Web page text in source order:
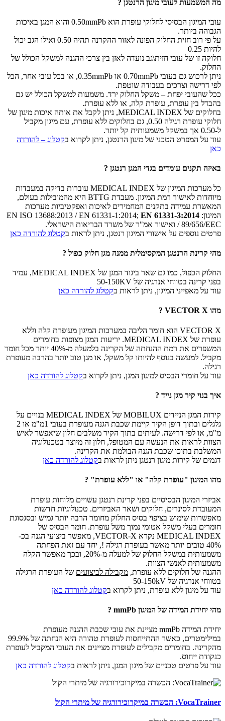
מה המשמעות לעובי מיגון הרנטגן ?
עובי המיגון הבסיסי לחלוקי עופרת הוא 0.50mmPb והוא המגן באיכות
הגבוהה ביותר.
על פי רוב חזית החלוק הפונה לאזור ההקרנה תהיה 0.50 ואילו הגב יכול
להיות 0.25
חלוקה זו של עובי חזית\גב נועדה לאזן בין צרכי ההגנה למשקל הכולל של
החלוק.
ניתן לרכוש גם בעובי 0.70mmPb או 0.35mmPb, או בכל עובי אחר, הכל
לפי דרישה וצרכים בעבודה שוטפת.
ככל שהעובי יפחת – משקל החלוק ירד. משמעות למשקל הכולל יש גם
בהבדל בין עופרת, עופרת קלה, או ללא עופרת.
בחלוקים של MEDICAL INDEX, ניתן לקבל את אותה איכות מיגון של
חלוקי עופרת רגילה 0.50, גם בחלוקים ללא עופרת, עם מיגון מקביל
ל-0.50 אך במשקל משמעותית קל יותר.
עוד על המפרט הטכני של מיגון הרנטגן, ניתן לקרוא בקטלוג – להורדה
כאן
באיזה תקנים עומדים בגדי המגן רנטגן ?
כל מערכות המיגון של MEDICAL INDEX עוברות בדיקה במעבדות
מיוחדות לאישור רמת המיגון. מעבדת BTTG היא מהמובילות בעולם,
המאשרת עמידה בתקנים המחמירים לאיכות ואפקטיביות מערכות
המיגון: EN ISO 13688:2013 / EN 61331-1:2014; EN 61331-3:2014
/ 89/656/EEC ואישור אמ"ר של משרד הבריאות הישראלי.
פרטים נוספים על אישורי המיגון רנטגן, ניתן לראות בקטלוג להורדה כאן
מהי קרינת הרנטגן המקסימלית ממנה מגן חלוק כפול ?
החלוק הכפול, כמו גם שאר ביגוד המגן של MEDICAL INDEX, עמיד
בפני קרינה בטווחי אנרגיה של 50-150KV
עוד על מאפייני המיגון, ניתן לראות בקטלוג להורדה כאן
מהו VECTOR X ?
VECTOR X הוא חומר הליבה במערכות המיגון מעופרת קלה וללא
עופרת של MEDICAL INDEX. יריעות המגן מצופות בחומרים
המשפרים את רמת ההנחתה של הקרינה בלמעלה מ-40% יותר מכל חומר
מקביל. למעשה בנוסף להיותו קל משקל, או מגן טוב יותר בהרבה מעופרת
רגילה.
עוד על חומרי הבסיס למיגון המגן, ניתן לקרוא בקטלוג להורדה כאן
איך בנוי קיר מגן נייד ?
קירות המגן הניידים MOBILUX של MEDICAL INDEX בנויים על
גלגלים ובתוך דופן הקיר קיימת שכבת הגנה מעופרת בעובי 1מ"מ או 2
מ"מ, או לפי דרישה. לעיתים בתוך הקיר משלבים חלון שיאפשר לאיש
הצוות לראות את הנעשה עם המטופל, חלון זה מיוצר בטכנולוגיה
המשלבת בתוכו שכבת הגנה הבולמת את הקרינה.
דגמים של קירות מיגון רנטגן ניתן לראות בקטלוג להורדה כאן
מהו המיגון "עופרת קלה" או "ללא עופרת" ?
אביזרי המיגון הבסיסיים בפני קרינת רנטגן עשויים מלוחות עופרת
המעובדת לסינרים, חלוקים ושאר האביזרים. טכנולוגיות חדשות
מאפשרות שימוש בציפוי בסיס החלוק מחומר הרבה יותר גמיש ובסגסוגת
חומרים בעלי משקל אטומי נמוך משל עופרת. חומר הבסיס של
MEDICAL INDEX נקרא VECTOR-X, מאפשר ביצועי הגנה בכ-
40% טובים יותר מאשר בעופרת רגילה !, יחד עם זאת הפחתה
משמעותית במשקל החלוק של למעלה מ-20%, ובכך מאפשר הקלה
משמעותית לאנשי הצוות.
ההגנה של חלוקים ללא עופרת, מקבילה לביצועים של העופרת הרגילה
בטווחי אנרגיה של 50-150kV
עוד על מיגון ללא עופרת, ניתן לקרוא בקטלוג להורדה כאן
מהי יחידת המידה של המיגון mmPb ?
יחידת המידה mmPb מציינת את עובי שכבת ההגנה מעופרת
במילימטרים, כאשר ההתייחסות לעופרת טהורה היא הנחתה של 99.9%
מהקרינה. בחומרים מקבילים לעופרת מציינים את העובי המקביל לעופרת
כנקודת ייחוס.
עוד על פרטים טכניים של מיגון המגן, ניתן לראות בקטלוג להורדה כאן
VocaTrainer: הכשרה במיקרוכירורגיה של מיתרי הקול